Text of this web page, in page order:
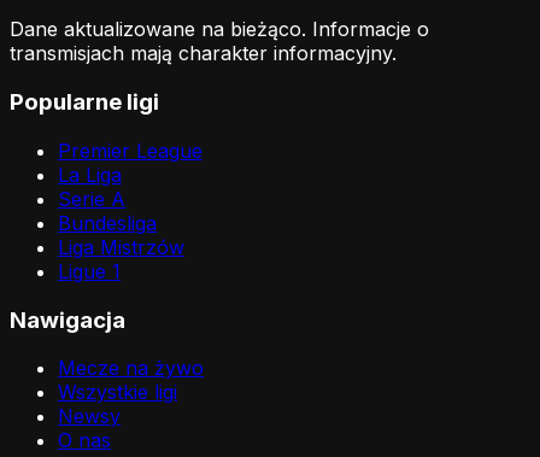
Dane aktualizowane na bieżąco. Informacje o
transmisjach mają charakter informacyjny.
Popularne ligi
Premier League
La Liga
Serie A
Bundesliga
Liga Mistrzów
Ligue 1
Nawigacja
Mecze na żywo
Wszystkie ligi
Newsy
O nas